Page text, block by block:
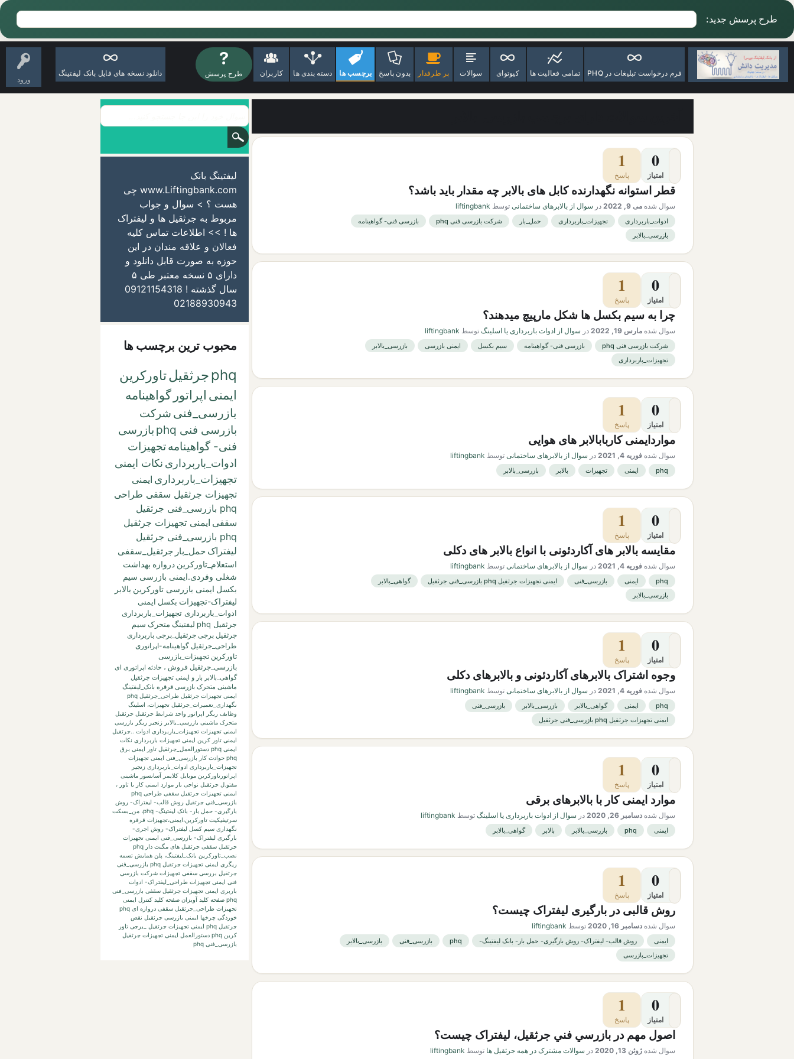
طرح پرسش جدید:
ورود
فرم درخواست تبلیغات در PHQ تمامی فعالیت ها کیوتوای سوالات پر طرفدار بدون پاسخ برچسب ها دسته بندی ها کاربران طرح پرسش دانلود نسخه های فایل بانک لیفتینگ
0
امتیاز
1
پاسخ
قطر استوانه نگهدارنده کابل های بالابر چه مقدار باید باشد؟
سوال شده می 9, 2022 در سوال از بالابرهای ساختمانی توسط liftingbank
ادوات_باربرداری تجهیزات_باربرداری حمل_بار شرکت بازرسی فنی phq
بازرسی فنی- گواهینامه
بازرسی_بالابر
0
امتیاز
1
پاسخ
چرا به سیم بکسل ها شکل مارپیچ میدهند؟
سوال شده مارس 19, 2022 در سوال از ادوات باربرداری یا اسلینگ توسط liftingbank
شرکت بازرسی فنی phq بازرسی فنی- گواهینامه سیم بکسل ایمنی بازرسی
بازرسی_بالابر
تجهیزات_باربرداری
0
امتیاز
1
پاسخ
مواردایمنی کاربابالابر های هوایی
سوال شده فوریه 4, 2021 در سوال از بالابرهای ساختمانی توسط liftingbank
phq ایمنی تجهیزات بالابر بازرسی_بالابر
0
امتیاز
1
پاسخ
مقایسه بالابر های آکاردئونی با انواع بالابر های دکلی
سوال شده فوریه 4, 2021 در سوال از بالابرهای ساختمانی توسط liftingbank
phq ایمنی بازرسی_فنی ایمنی تجهیزات جرثقیل phq بازرسی_فنی جرثقیل
گواهی_بالابر
بازرسی_بالابر
0
امتیاز
1
پاسخ
وجوه اشتراک بالابرهای آکاردئونی و بالابرهای دکلی
سوال شده فوریه 4, 2021 در سوال از بالابرهای ساختمانی توسط liftingbank
phq ایمنی گواهی_بالابر بازرسی_بالابر
بازرسی_فنی
ایمنی تجهیزات جرثقیل phq بازرسی_فنی جرثقیل
0
امتیاز
1
پاسخ
موارد ایمنی کار با بالابرهای برقی
سوال شده دسامبر 26, 2020 در سوال از ادوات باربرداری یا اسلینگ توسط liftingbank
ایمنی phq بازرسی_بالابر بالابر گواهی_بالابر
0
امتیاز
1
پاسخ
روش قالبی در بارگیری لیفتراک چیست؟
سوال شده دسامبر 16, 2020 توسط liftingbank
ایمنی روش قالب- لیفتراک- روش بارگیری- حمل بار- بانک لیفتینگ- phq بازرسی_فنی
بازرسی_بالابر
تجهیزات_بازرسی
0
امتیاز
1
پاسخ
اصول مهم در بازرسي فني جرثقیل، لیفتراک چیست؟
سوال شده ژوئن 13, 2020 در سوالات مشترک در همه جرثقیل ها توسط liftingbank
لیفتینگ بانک
www.Liftingbank.com چی
هست ؟ > سوال و جواب
مربوط به جرثقیل ها و لیفتراک
ها ! >> اطلاعات تماس کلیه
فعالان و علاقه مندان در این
حوزه به صورت قابل دانلود و
دارای ۵ نسخه معتبر طی ۵
سال گذشته ! 09121154318
02188930943
محبوب ترین برچسب ها
phqجرثقیلتاورکرین
ایمنی اپراتور گواهینامه
بازرسی_فنی شرکت
بازرسی فنی phq
بازرسی
فنی- گواهینامهتجهیزات
ادوات_باربرداری نکات ایمنی
تجهیزات_باربرداری ایمنی
تجهیزات جرثقیل سقفی طراحی
phq بازرسی_فنی جرثقیل
سقفی ایمنی تجهیزات جرثقیل
phq بازرسی_فنی جرثقیل
لیفتراک حمل_بار جرثقیل_سقفی
استعلام_تاورکرین دروازه بهداشت
شغلی وفردی.ایمنی بازرسی سیم
بکسل ایمنی بازرسی تاورکرین بالابر
لیفتراک-تجهیزات بکسل ایمنی
ادوات_باربرداری تجهیزات_باربرداری
جرثقیل phq
لیفتینگ متحرک سیم
جرثقیل برجی جرثقیل_برجی باربرداری
طراحی_جرثقیل گواهینامه-اپراتوری
تاورکرین تجهیزات_بازرسی
بازرسی_جرثقیل فروش ، حادثه اپراتوری ای
گواهی_بالابر بار و ایمنی تجهیزات جرثقیل
ماشینی متحرک بازرسی قرقره بانک_لیفتینگ
ایمنی تجهیزات جرثقیل طراحی_جرثقیل phq
نگهداری_تعمیرات_جرثقیل تجهیزات، اسلینگ
وظایف ریگر اپراتور واجد شرایط جرثقیل جرثقیل
متحرک ماشینی بازرسی_بالابر زنجیر ریگر بازرسی
ایمنی تجهیزات تجهیزات_باربرداری ادوات ..جرثقیل
ایمنی تاور کرین ایمنی تجهیزات باربرداری نکات
ایمنی phq
دستورالعمل_جرثقیل تاور ایمنی برق
phq حوادث کار بازرسی_فنی
ایمنی تجهیزات
تجهیزات_باربرداری ادوات_باربرداری زنجیر
اپراتورتاورکرین موبایل کلایمر آسانسور ماشینی
مفتو.ل جرثقیل نواحی بار موارد ایمنی کار با تاور ،
ایمنی تجهیزات جرثقیل سقفی طراحی phq
بازرسی_فنی جرثقیل روش قالب- لیفتراک- روش
بارگیری- حمل بار- بانک لیفتینگ- phq، من_بسکت
سرتیفیکیت تاورکرین،ایمنی،تجهیزات قرقره
نگهداری سیم کسل لیفتراک- روش اجری-
بارگیری لیفتراک- بازرسی_فنی ایمنی تجهیزات
جرثقیل سقفی جرثقیل های مگنت دار phq
نصب_تاورکرین بانک_لیفتینگ، پلن همایش تسمه
ریگری
ایمنی تجهیزات جرثقیل phq بازرسی_فنی
جرثقیل بررسی سقفی تجهیزات شرکت بازرسی
فنی ایمنی تجهیزات طراحی_لیفتراک- ادوات
باربری ایمنی تجهیزات جرثقیل سقفی بازرسی_فنی
phq صفحه کلید آویزان صفحه کلید کنترل
ایمنی
تجهیزات طراحی_جرثقیل سقفی دروازه ای phq
خوردگی چرخها ایمنی بازرسی جرثقیل نقص
جرثقیل phq
ایمنی تجهیزات جرثقیل _برجی تاور
کرین phq دستورالعمل
ایمنی تجهیزات جرثقیل
بازرسی_فنی phq